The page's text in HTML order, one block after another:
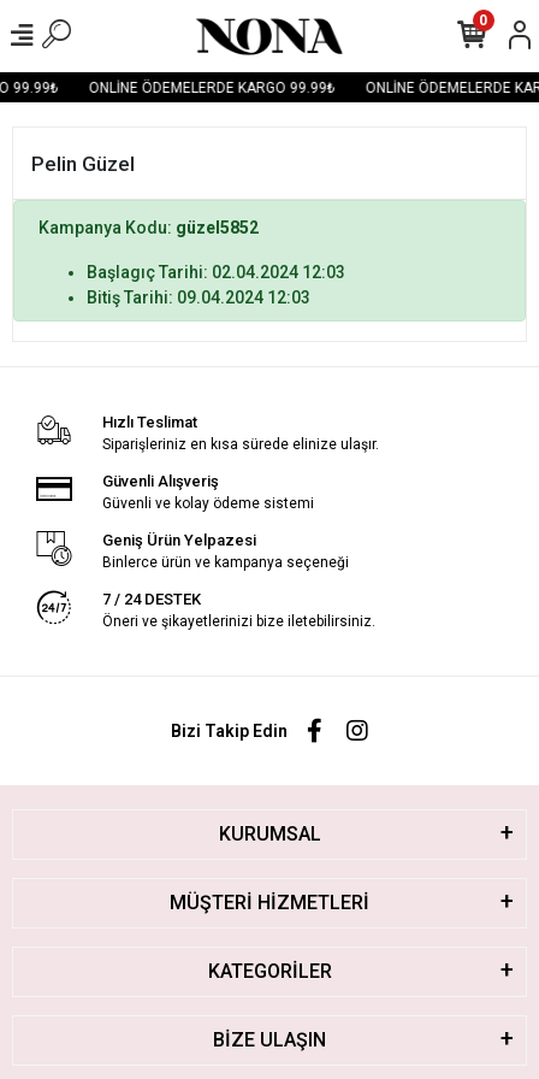
99.99₺ ONLİNE ÖDEMELERDE KARGO 99.99₺ ONLİNE ÖDEMELERDE
0
Pelin Güzel
Kampanya Kodu: güzel5852
Başlagıç Tarihi: 02.04.2024 12:03
Bitiş Tarihi: 09.04.2024 12:03
Hızlı Teslimat
Siparişleriniz en kısa sürede elinize ulaşır.
Güvenli Alışveriş
Güvenli ve kolay ödeme sistemi
Geniş Ürün Yelpazesi
Binlerce ürün ve kampanya seçeneği
7 / 24 DESTEK
Öneri ve şikayetlerinizi bize iletebilirsiniz.
Bizi Takip Edin
KURUMSAL
MÜŞTERİ HİZMETLERİ
KATEGORİLER
BİZE ULAŞIN